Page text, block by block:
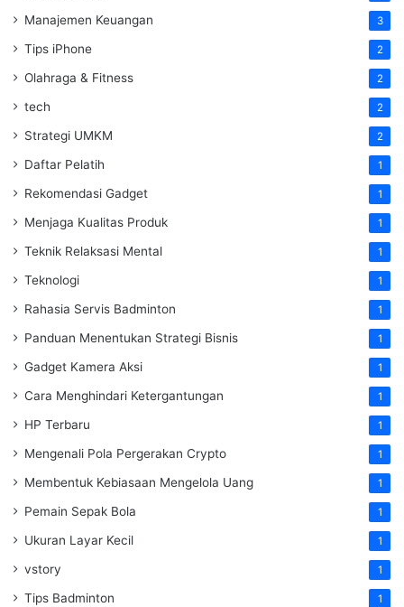
Manajemen Keuangan 3
Tips iPhone 2
Olahraga & Fitness 2
tech 2
Strategi UMKM 2
Daftar Pelatih 1
Rekomendasi Gadget 1
Menjaga Kualitas Produk 1
Teknik Relaksasi Mental 1
Teknologi 1
Rahasia Servis Badminton 1
Panduan Menentukan Strategi Bisnis 1
Gadget Kamera Aksi 1
Cara Menghindari Ketergantungan 1
HP Terbaru 1
Mengenali Pola Pergerakan Crypto 1
Membentuk Kebiasaan Mengelola Uang 1
Pemain Sepak Bola 1
Ukuran Layar Kecil 1
vstory 1
Tips Badminton 1